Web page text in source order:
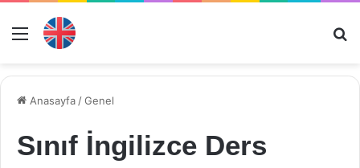
Menü
Anasayfa /Genel
Sınıf İngilizce Ders